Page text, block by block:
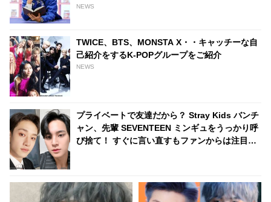
NEWS
TWICE、BTS、MONSTA X・・キャッチーな自
己紹介をするK-POPグループをご紹介
NEWS
プライベートで友達だから？ Stray Kids バンチ
ャン、先輩 SEVENTEEN ミンギュをうっかり呼
び捨て！ すぐに言い直すもファンからは注目殺